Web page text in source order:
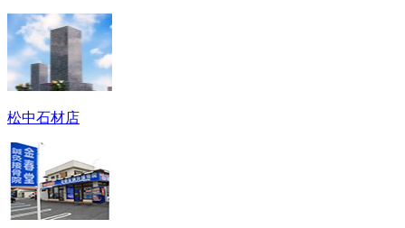
松中石材店